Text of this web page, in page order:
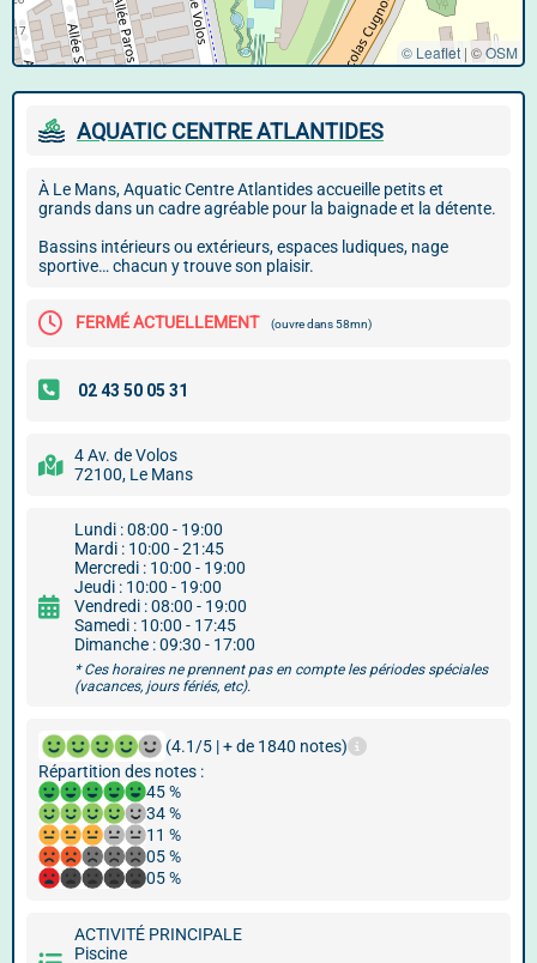
© Leaflet | ©OSM
AQUATIC CENTRE ATLANTIDES
À Le Mans, Aquatic Centre Atlantides accueille petits et
grands dans un cadre agréable pour la baignade et la détente.
Bassins intérieurs ou extérieurs, espaces ludiques, nage
sportive… chacun y trouve son plaisir.
FERMÉ ACTUELLEMENT (ouvre dans 58mn)
4 Av. de Volos
72100, Le Mans
Lundi : 08:00 - 19:00
Mardi : 10:00 - 21:45
Mercredi : 10:00 - 19:00
Jeudi : 10:00 - 19:00
Vendredi : 08:00 - 19:00
Samedi : 10:00 - 17:45
Dimanche : 09:30 - 17:00
* Ces horaires ne prennent pas en compte les périodes spéciales
(vacances, jours fériés, etc).
(4.1/5 | + de 1840 notes)
Répartition des notes :
45 %
34 %
11 %
05 %
05 %
ACTIVITÉ PRINCIPALE
Piscine